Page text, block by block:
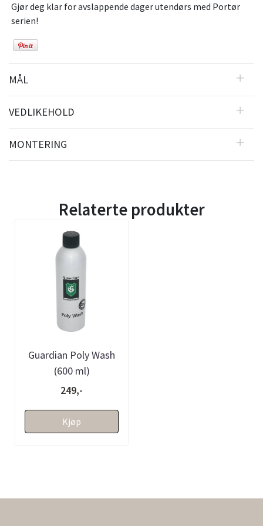
Gjør deg klar for avslappende dager utendørs med Portør
serien!
MÅL
VEDLIKEHOLD
MONTERING
Relaterte produkter
Guardian Poly Wash
(600 ml)
249,-
Kjøp